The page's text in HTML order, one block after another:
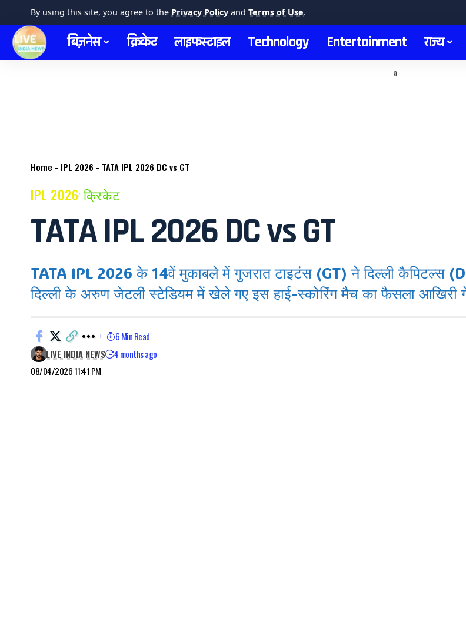
By using this site, you agree to the Privacy Policy and Terms of Use.
बिज़नेस क्रिकेट लाइफस्टाइल Technology Entertainment राज्य
a
Home - IPL 2026 - TATA IPL 2026 DC vs GT
IPL 2026 क्रिकेट
TATA IPL 2026 DC vs GT
TATA IPL 2026 के 14वें मुकाबले में गुजरात टाइटंस (GT) ने दिल्ली कैपिटल्स
दिल्ली के अरुण जेटली स्टेडियम में खेले गए इस हाई-स्कोरिंग मैच का फैसला आखिरी
08/04/2026 11:41 PM
LIVE INDIA NEWS 4 months ago
6 Min Read